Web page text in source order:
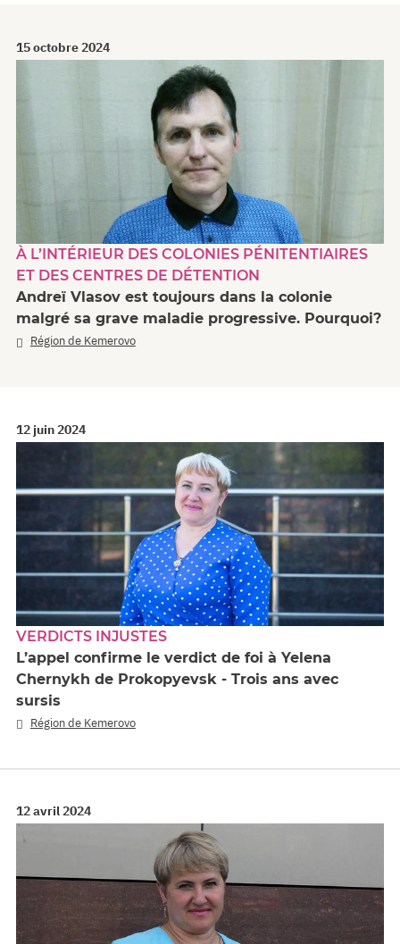
15 octobre 2024
À L’INTÉRIEUR DES COLONIES PÉNITENTIAIRES
ET DES CENTRES DE DÉTENTION
Andreï Vlasov est toujours dans la colonie
malgré sa grave maladie progressive. Pourquoi?
Région de Kemerovo
12 juin 2024
VERDICTS INJUSTES
L’appel confirme le verdict de foi à Yelena
Chernykh de Prokopyevsk - Trois ans avec
sursis
Région de Kemerovo
12 avril 2024